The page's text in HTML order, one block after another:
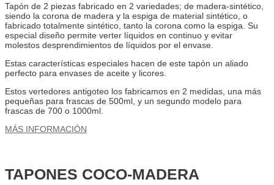
Tapón de 2 piezas fabricado en 2 variedades; de madera-sintético,
siendo la corona de madera y la espiga de material sintético, o
fabricado totalmente sintético, tanto la corona como la espiga. Su
especial diseño permite verter líquidos en continuo y evitar
molestos desprendimientos de líquidos por el envase.
Estas características especiales hacen de este tapón un aliado
perfecto para envases de aceite y licores.
Estos vertedores antigoteo los fabricamos en 2 medidas, una más
pequeñas para frascas de 500ml, y un segundo modelo para
frascas de 700 o 1000ml.
MÁS INFORMACIÓN
TAPONES COCO-MADERA